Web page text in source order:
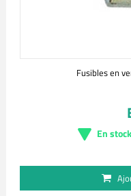
Fusibles en
En